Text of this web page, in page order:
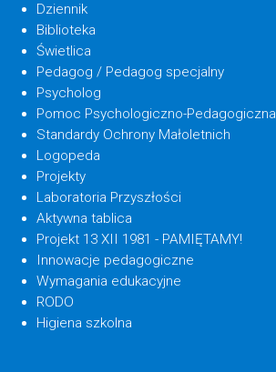
Dziennik
Biblioteka
Świetlica
Pedagog / Pedagog specjalny
Psycholog
Pomoc Psychologiczno-Pedagogiczna
Standardy Ochrony Małoletnich
Logopeda
Projekty
Laboratoria Przyszłości
Aktywna tablica
Projekt 13 XII 1981 - PAMIĘTAMY!
Innowacje pedagogiczne
Wymagania edukacyjne
RODO
Higiena szkolna